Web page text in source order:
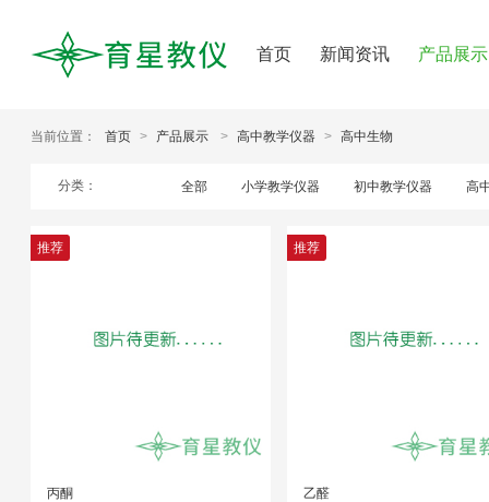
首页 新闻资讯 产品展示
当前位置： 首页 > 产品展示 > 高中教学仪器 > 高中生物
分类： 全部 小学教学仪器 初中教学仪器 高
推荐
丙酮
推荐
乙醛